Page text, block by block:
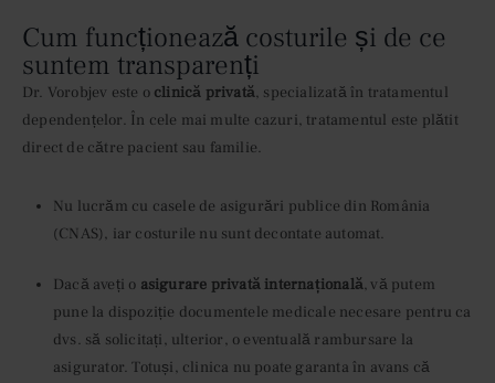
Cum funcționează costurile și de ce
suntem transparenți
Dr. Vorobjev este o clinică privată, specializată în tratamentul
dependențelor. În cele mai multe cazuri, tratamentul este plătit
direct de către pacient sau familie.
Nu lucrăm cu casele de asigurări publice din România
(CNAS), iar costurile nu sunt decontate automat.
Dacă aveți o asigurare privată internațională, vă putem
pune la dispoziție documentele medicale necesare pentru ca
dvs. să solicitați, ulterior, o eventuală rambursare la
asigurator. Totuși, clinica nu poate garanta în avans că